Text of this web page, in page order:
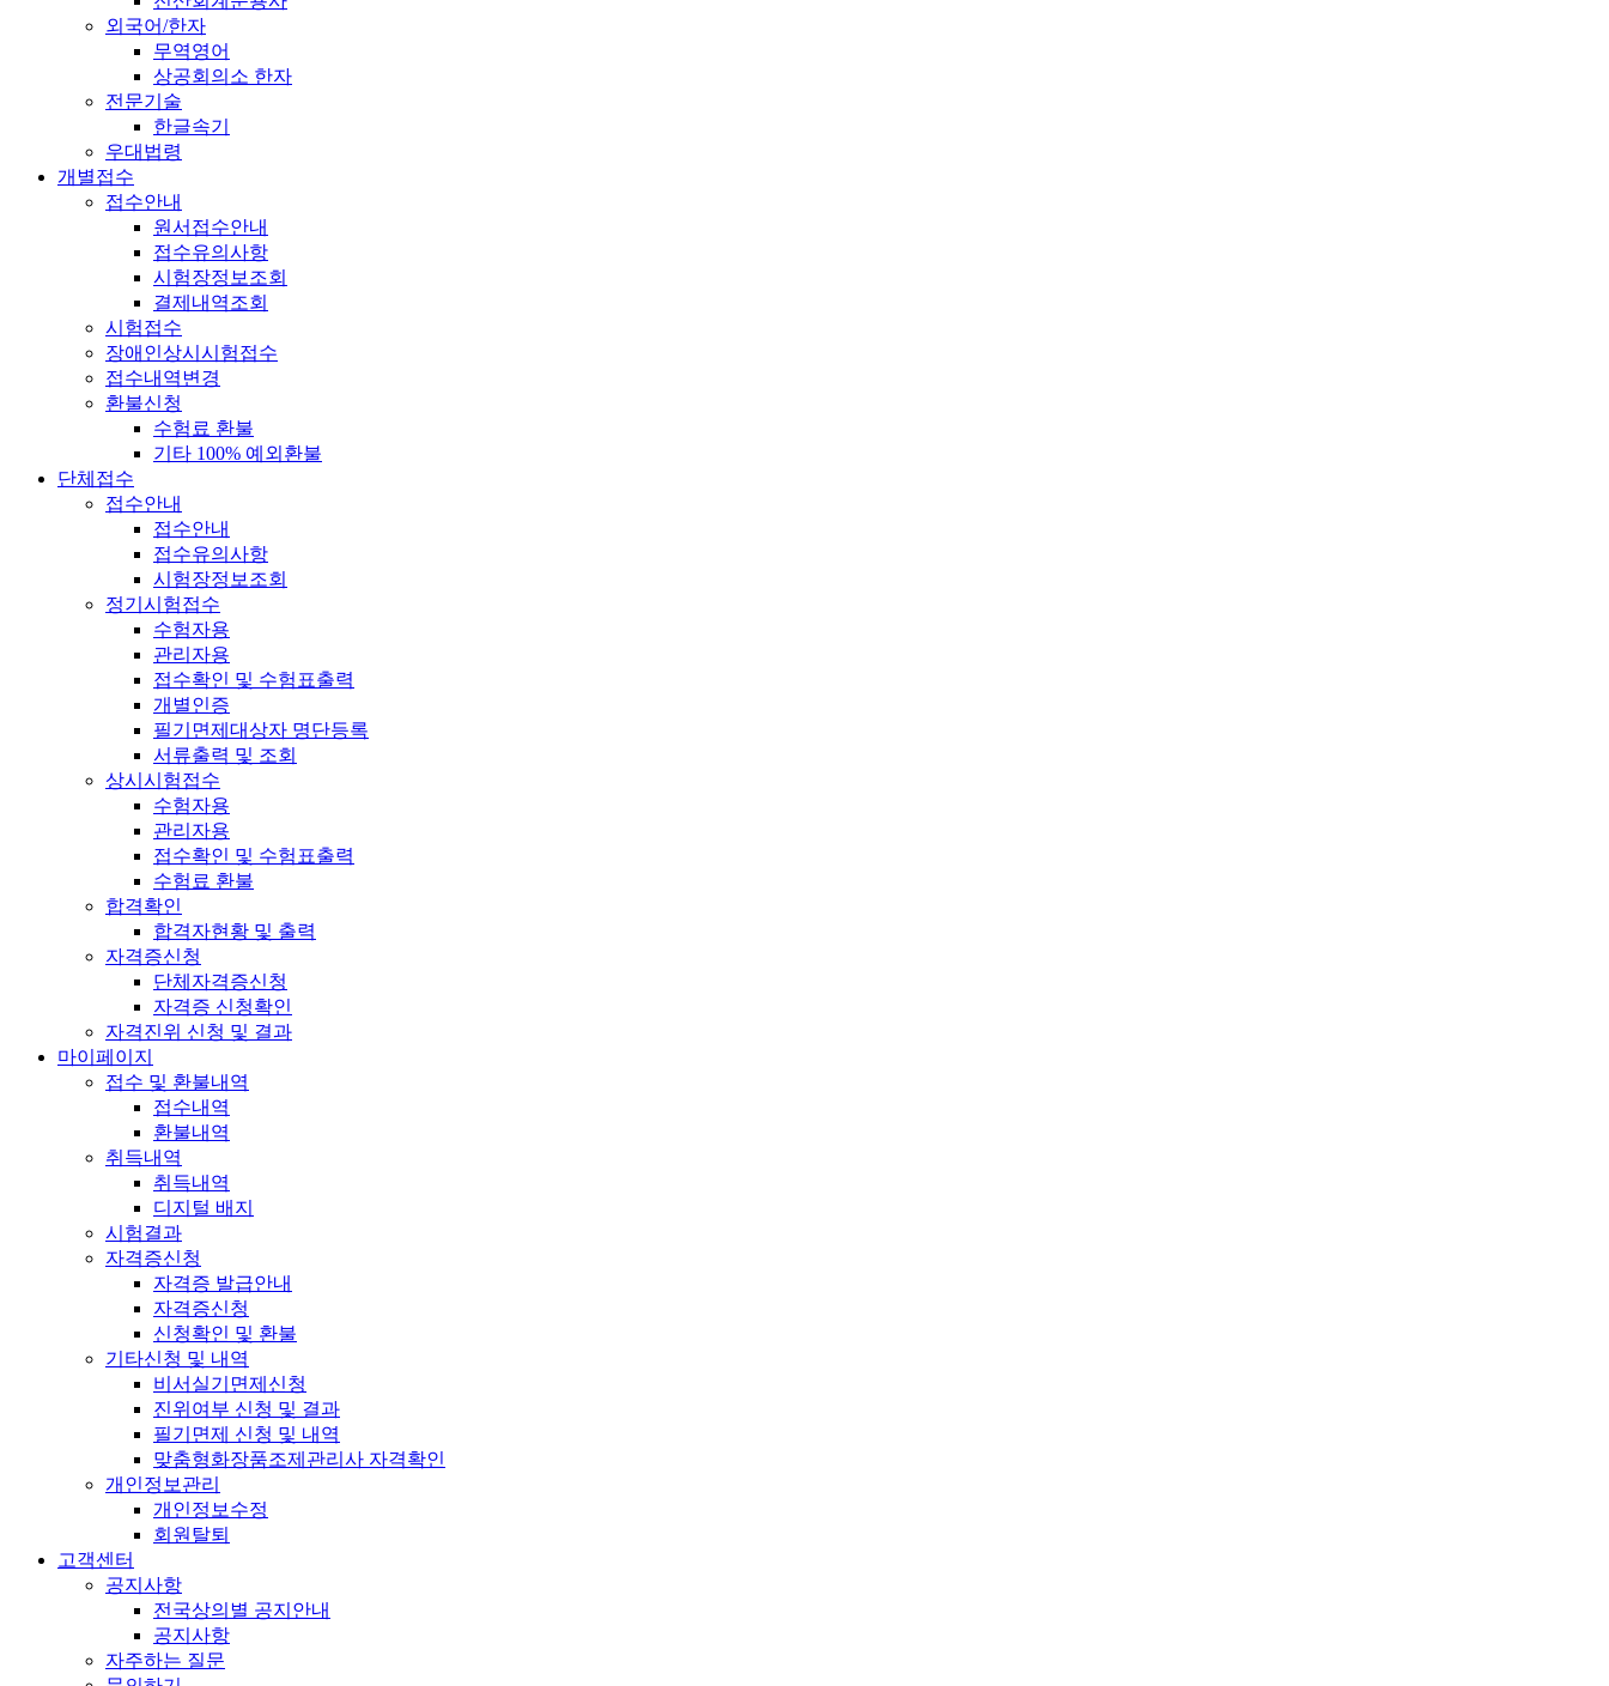
외국어/한자
무역영어
상공회의소 한자
전문기술
한글속기
우대법령
개별접수
접수안내
원서접수안내
접수유의사항
시험장정보조회
결제내역조회
시험접수
장애인상시시험접수
접수내역변경
환불신청
수험료 환불
기타 100% 예외환불
단체접수
접수안내
접수안내
접수유의사항
시험장정보조회
정기시험접수
수험자용
관리자용
접수확인 및 수험표출력
개별인증
필기면제대상자 명단등록
서류출력 및 조회
상시시험접수
수험자용
관리자용
접수확인 및 수험표출력
수험료 환불
합격확인
합격자현황 및 출력
자격증신청
단체자격증신청
자격증 신청확인
자격진위 신청 및 결과
마이페이지
접수 및 환불내역
접수내역
환불내역
취득내역
취득내역
디지털 배지
시험결과
자격증신청
자격증 발급안내
자격증신청
신청확인 및 환불
기타신청 및 내역
비서실기면제신청
진위여부 신청 및 결과
필기면제 신청 및 내역
맞춤형화장품조제관리사 자격확인
개인정보관리
개인정보수정
회원탈퇴
고객센터
공지사항
전국상의별 공지안내
공지사항
자주하는 질문